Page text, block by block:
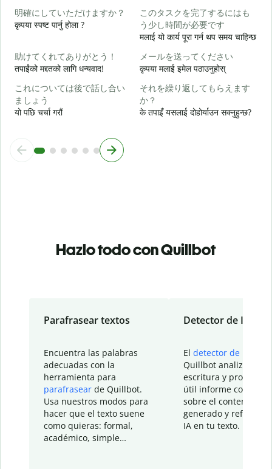
明確にしていただけますか？
कृपया स्पष्ट पार्नु होला ?
このタスクを完了するにはも
う少し時間が必要です
मलाई यो कार्य पूरा गर्न थप समय चाहिन्छ
助けてくれてありがとう！
तपाईंको मद्दतको लागि धन्यवाद!
メールを送ってください
कृपया मलाई इमेल पठाउनुहोस्
これについては後で話し合い
ましょう
यो पछि चर्चा गरौं
それを繰り返してもらえます
か？
के तपाइँ यसलाई दोहोर्याउन सक्नुहुन्छ?
Hazlo todo con Quillbot
Parafrasear textos
Encuentra las palabras
adecuadas con la
herramienta para
parafrasear de Quillbot.
Usa nuestros modos para
hacer que el texto suene
como quieras: formal,
académico, simple…
Detector de IA
El detector de IA
Quillbot analiza tu
escritura y
útil informe con
sobre el contenido
generado y refinado
IA en tu texto.